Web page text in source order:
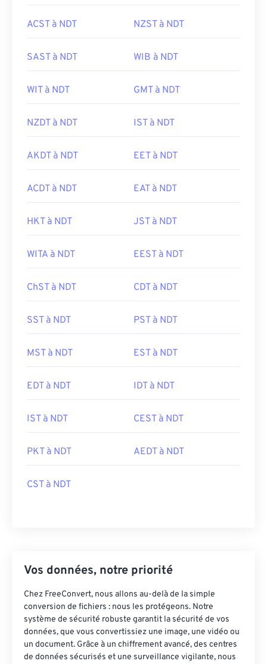
ACST à NDT NZST à NDT
SAST à NDT WIB à NDT
WIT à NDT GMT à NDT
NZDT à NDT IST à NDT
AKDT à NDT EET à NDT
ACDT à NDT EAT à NDT
HKT à NDT JST à NDT
WITA à NDT EEST à NDT
ChST à NDT CDT à NDT
SST à NDT PST à NDT
MST à NDT EST à NDT
EDT à NDT IDT à NDT
IST à NDT CEST à NDT
PKT à NDT AEDT à NDT
CST à NDT
Vos données, notre priorité
Chez FreeConvert, nous allons au-delà de la simple
conversion de fichiers : nous les protégeons. Notre
système de sécurité robuste garantit la sécurité de vos
données, que vous convertissiez une image, une vidéo ou
un document. Grâce à un chiffrement avancé, des centres
de données sécurisés et une surveillance vigilante, nous